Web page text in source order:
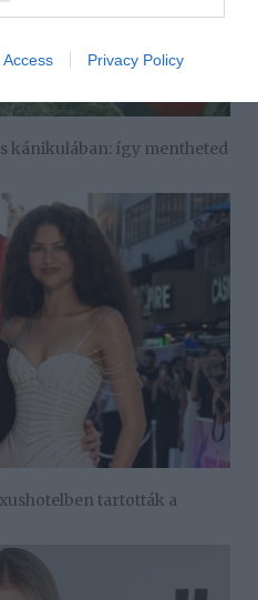
Access Privacy Policy
kánikulában: így mentheted
tartották a